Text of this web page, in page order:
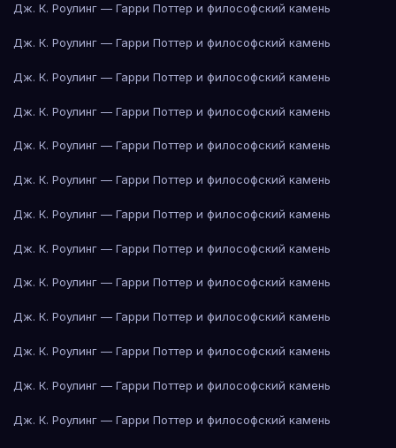
Дж. К. Роулинг — Гарри Поттер и философский камень
Дж. К. Роулинг — Гарри Поттер и философский камень
Дж. К. Роулинг — Гарри Поттер и философский камень
Дж. К. Роулинг — Гарри Поттер и философский камень
Дж. К. Роулинг — Гарри Поттер и философский камень
Дж. К. Роулинг — Гарри Поттер и философский камень
Дж. К. Роулинг — Гарри Поттер и философский камень
Дж. К. Роулинг — Гарри Поттер и философский камень
Дж. К. Роулинг — Гарри Поттер и философский камень
Дж. К. Роулинг — Гарри Поттер и философский камень
Дж. К. Роулинг — Гарри Поттер и философский камень
Дж. К. Роулинг — Гарри Поттер и философский камень
Дж. К. Роулинг — Гарри Поттер и философский камень